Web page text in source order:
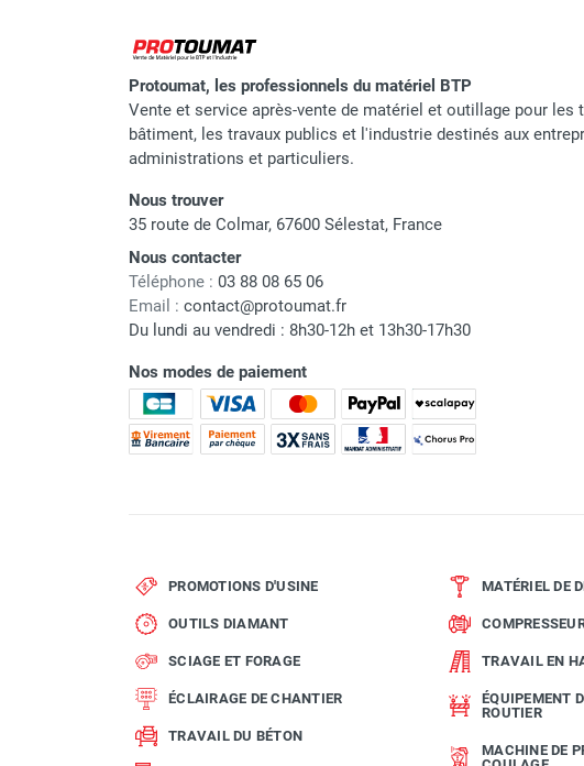
Protoumat, les professionnels du matériel BTP
Vente et service après-vente de matériel et outillage pour les
bâtiment, les travaux publics et l'industrie destinés aux
administrations et particuliers.
Nous trouver
35 route de Colmar, 67600 Sélestat, France
Nous contacter
Téléphone : 03 88 08 65 06
Email : contact@protoumat.fr
Du lundi au vendredi : 8h30-12h et 13h30-17h30
Nos modes de paiement
PROMOTIONS D'USINE
OUTILS DIAMANT
SCIAGE ET FORAGE
ÉCLAIRAGE DE CHANTIER
TRAVAIL DU BÉTON
MATÉRIEL DE
TRAVAIL EN
ÉQUIPEMENT
ROUTIER
MACHINE DE